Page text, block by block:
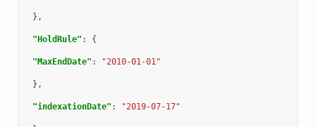
},
"HoldRule" : {
"MaxEndDate" : "2010-01-01"
},
"indexationDate" : "2019-07-17"